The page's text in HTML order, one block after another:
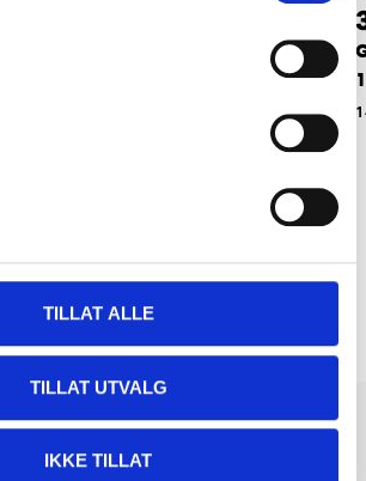
TILLAT ALLE
TILLAT UTVALG
IKKE TILLAT
Jutetråd, 2 mm x 50
produkter